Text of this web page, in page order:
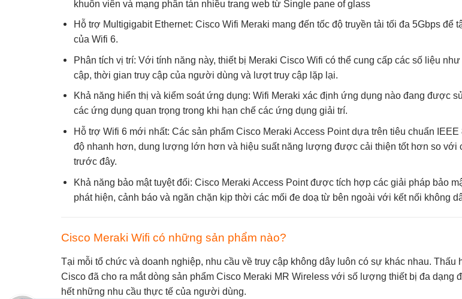
khuôn viên và mạng phân tán nhiều trang web từ Single pane of glass
Hỗ trợ Multigigabit Ethernet: Cisco Wifi Meraki mang đến tốc độ truyền tải tối đa 5Gbps để
của Wifi 6.
Phân tích vị trí: Với tính năng này, thiết bị Meraki Cisco Wifi có thể cung cấp các số liệu
cập, thời gian truy cập của người dùng và lượt truy cập lặp lại.
Khả năng hiển thị và kiểm soát ứng dụng: Wifi Meraki xác định ứng dụng nào đang được
các ứng dụng quan trọng trong khi hạn chế các ứng dụng giải trí.
Hỗ trợ Wifi 6 mới nhất: Các sản phẩm Cisco Meraki Access Point dựa trên tiêu chuẩn
độ nhanh hơn, dung lượng lớn hơn và hiệu suất năng lượng được cải thiện tốt hơn so với
trước đây.
Khả năng bảo mật tuyệt đối: Cisco Meraki Access Point được tích hợp các giải pháp bảo
phát hiện, cảnh báo và ngăn chặn kịp thời các mối đe doạ từ bên ngoài với kết nối không
Cisco Meraki Wifi có những sản phẩm nào?
Tại mỗi tổ chức và doanh nghiệp, nhu cầu về truy cập không dây luôn có sự khác nhau. Thấu
Cisco đã cho ra mắt dòng sản phẩm Cisco Meraki MR Wireless với số lượng thiết bị đa dạng
hết những nhu cầu thực tế của người dùng.